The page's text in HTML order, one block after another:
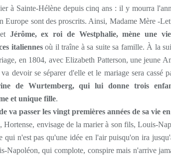
à Sainte-Hélène depuis cinq ans : il y mourra
Europe sont des proscrits. Ainsi, Madame Mère -
Jérôme, ex roi de Westphalie, mène une
italiennesoù il traîne à sa suite sa famille. À la
en 1804, avec Elizabeth Patterson, une jeune
va devoir se séparer d'elle et le mariage sera cassé
de Wurtemberg, qui lui donne trois
et unique fille.
va passer les vingt premières années de sa vie
Hortense, envisage de la marier à son fils, Louis-
qui n'est pas qu'une idée en l'air puisqu'on ira
Napoléon, qui complote, conspire mais n'arrive